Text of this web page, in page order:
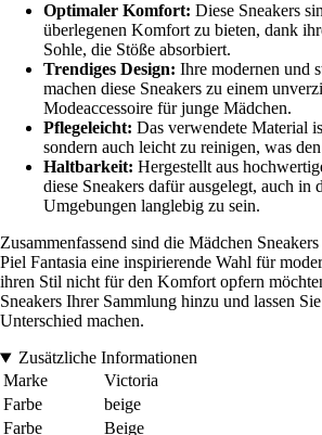
Optimaler Komfort: Diese Sneakers
überlegenen Komfort zu bieten, dank
Sohle, die Stöße absorbiert.
Trendiges Design: Ihre modernen und
machen diese Sneakers zu einem
Modeaccessoire für junge Mädchen.
Pflegeleicht: Das verwendete Material
sondern auch leicht zu reinigen, was
Haltbarkeit: Hergestellt aus
diese Sneakers dafür ausgelegt, auch in
Umgebungen langlebig zu sein.
Zusammenfassend sind die Mädchen
Piel Fantasia eine inspirierende Wahl für
ihren Stil nicht für den Komfort opfern
Sneakers Ihrer Sammlung hinzu und lassen
Unterschied machen.
Zusätzliche Informationen
Marke
Victoria
Farbe
beige
Farbe
Beige